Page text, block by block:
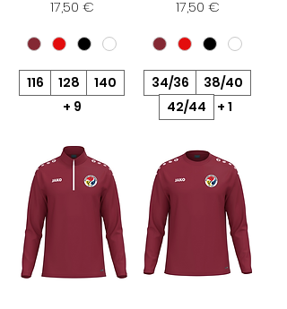
Prix
17,50 €
116 128
140
+ 9
Prix
17,50 €
34/36
38/40
42/44
+ 1